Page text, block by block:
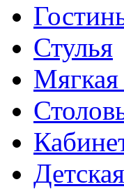
Стулья
Мягкая